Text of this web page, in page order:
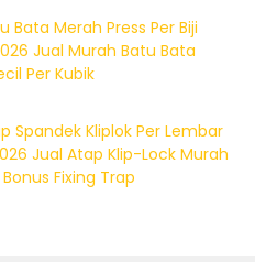
Bata Merah Press Per Biji
Jual Murah Batu Bata
Per Kubik
Spandek Kliplok Per Lembar
Jual Atap Klip-Lock Murah
Fixing Trap